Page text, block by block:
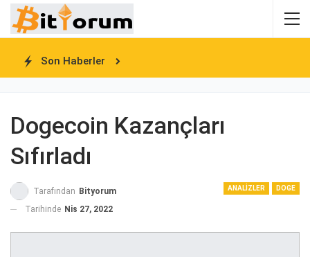
Son Haberler
Dogecoin Kazançları
Sıfırladı
ANALIZLER DOGE
Tarafından Bityorum
Tarihinde Nis 27, 2022